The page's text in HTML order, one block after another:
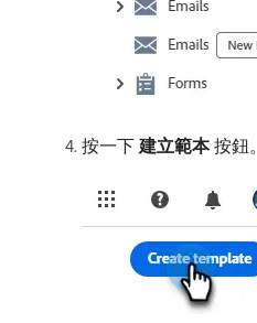
按一下​ 建立範本​按鈕。